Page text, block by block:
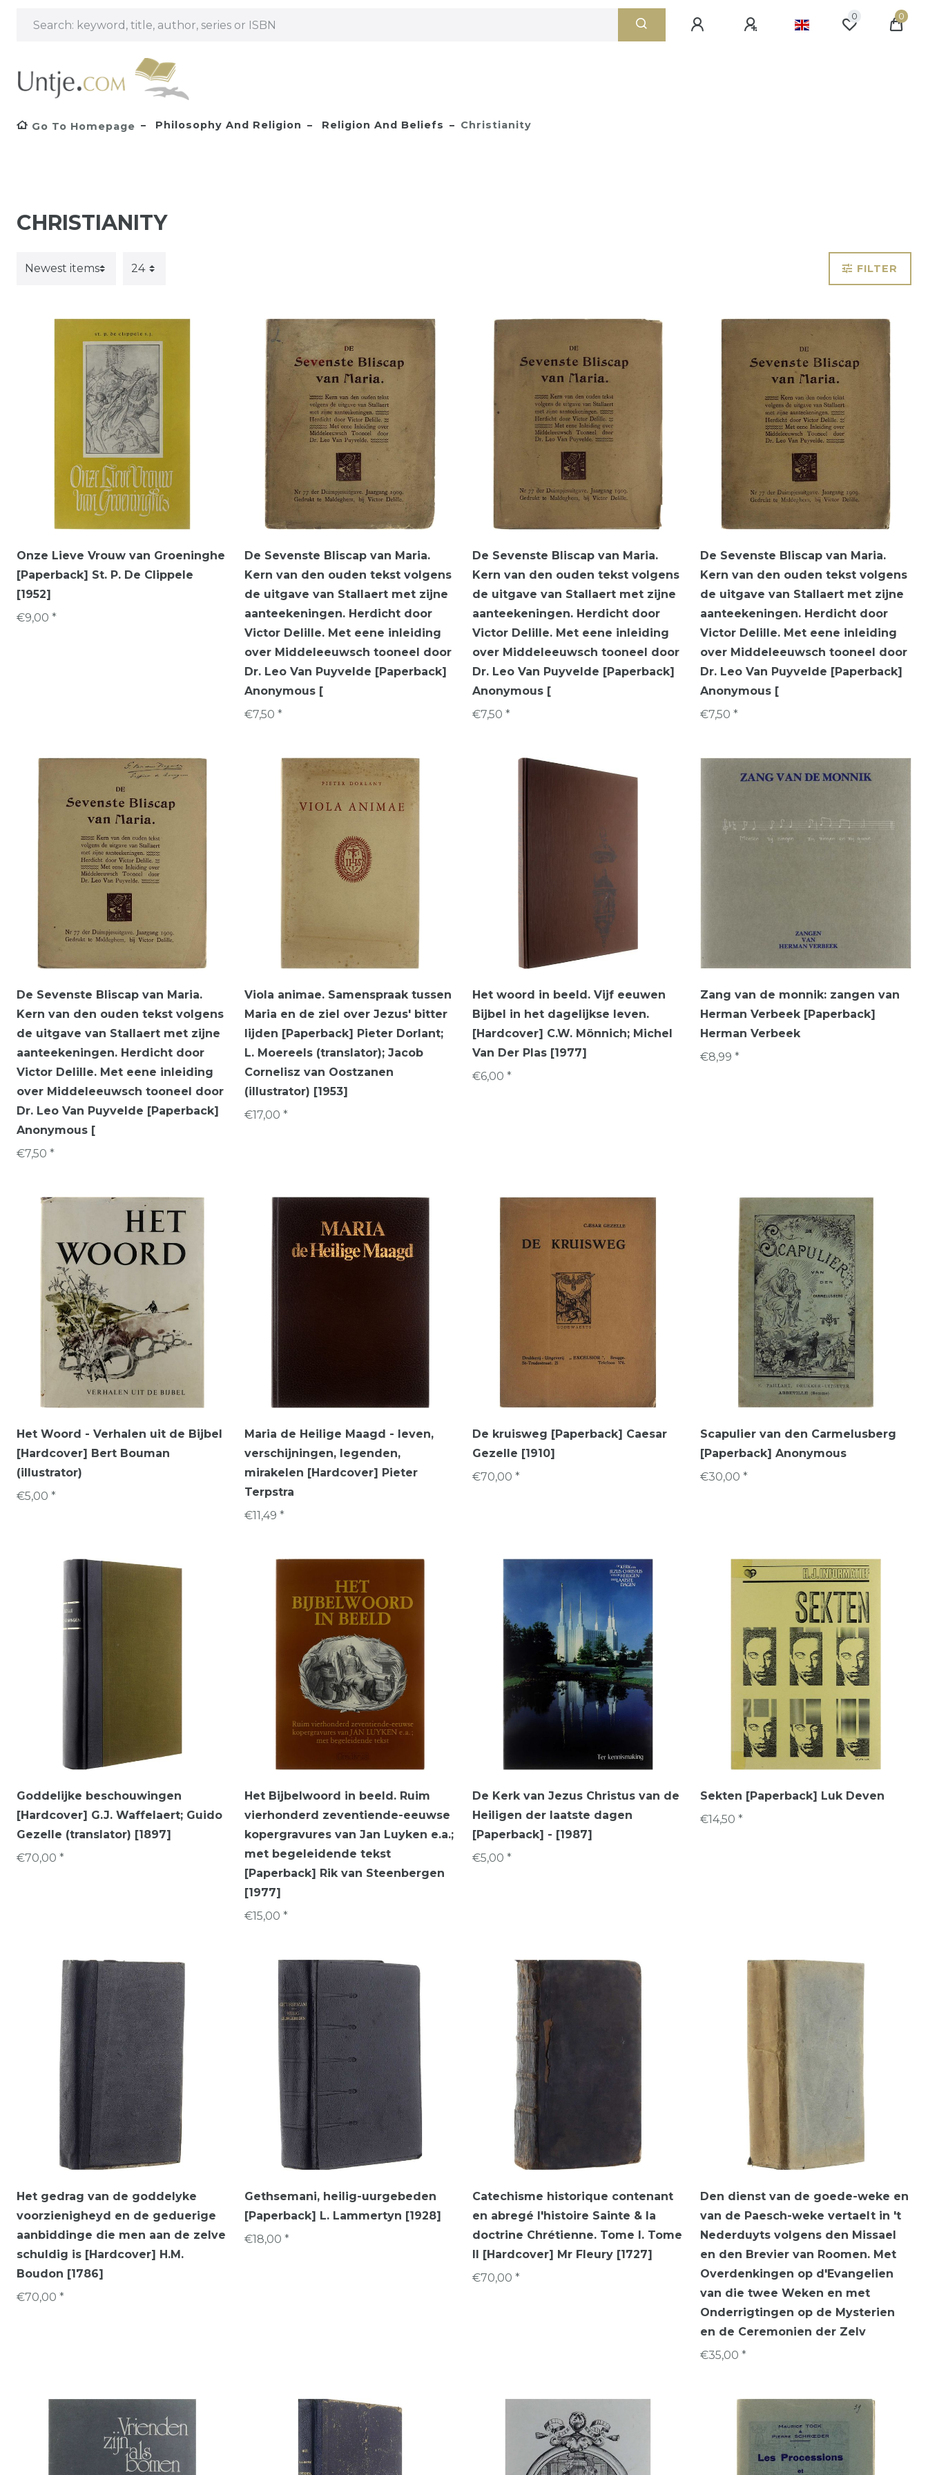
0 0
Go To Homepage Philosophy And Religion Religion And Beliefs Christianity
CHRISTIANITY
FILTER
Onze Lieve Vrouw van Groeninghe
[Paperback] St. P. De Clippele
[1952]
€9,00 *
De Sevenste Bliscap van Maria.
Kern van den ouden tekst volgens
de uitgave van Stallaert met zijne
aanteekeningen. Herdicht door
Victor Delille. Met eene inleiding
over Middeleeuwsch tooneel door
Dr. Leo Van Puyvelde [Paperback]
Anonymous [
€7,50 *
De Sevenste Bliscap van Maria.
Kern van den ouden tekst volgens
de uitgave van Stallaert met zijne
aanteekeningen. Herdicht door
Victor Delille. Met eene inleiding
over Middeleeuwsch tooneel door
Dr. Leo Van Puyvelde [Paperback]
Anonymous [
€7,50 *
De Sevenste Bliscap van Maria.
Kern van den ouden tekst volgens
de uitgave van Stallaert met zijne
aanteekeningen. Herdicht door
Victor Delille. Met eene inleiding
over Middeleeuwsch tooneel door
Dr. Leo Van Puyvelde [Paperback]
Anonymous [
€7,50 *
De Sevenste Bliscap van Maria.
Kern van den ouden tekst volgens
de uitgave van Stallaert met zijne
aanteekeningen. Herdicht door
Victor Delille. Met eene inleiding
over Middeleeuwsch tooneel door
Dr. Leo Van Puyvelde [Paperback]
Anonymous [
€7,50 *
Viola animae. Samenspraak tussen
Maria en de ziel over Jezus' bitter
lijden [Paperback] Pieter Dorlant;
L. Moereels (translator); Jacob
Cornelisz van Oostzanen
(illustrator) [1953]
€17,00 *
Het woord in beeld. Vijf eeuwen
Bijbel in het dagelijkse leven.
[Hardcover] C.W. Mönnich; Michel
Van Der Plas [1977]
€6,00 *
Zang van de monnik: zangen van
Herman Verbeek [Paperback]
Herman Verbeek
€8,99 *
Het Woord - Verhalen uit de Bijbel
[Hardcover] Bert Bouman
(illustrator)
€5,00 *
Maria de Heilige Maagd - leven,
verschijningen, legenden,
mirakelen [Hardcover] Pieter
Terpstra
€11,49 *
De kruisweg [Paperback] Caesar
Gezelle [1910]
€70,00 *
Scapulier van den Carmelusberg
[Paperback] Anonymous
€30,00 *
Goddelijke beschouwingen
[Hardcover] G.J. Waffelaert; Guido
Gezelle (translator) [1897]
€70,00 *
Het Bijbelwoord in beeld. Ruim
vierhonderd zeventiende-eeuwse
kopergravures van Jan Luyken e.a.;
met begeleidende tekst
[Paperback] Rik van Steenbergen
[1977]
€15,00 *
De Kerk van Jezus Christus van de
Heiligen der laatste dagen
[Paperback] - [1987]
€5,00 *
Sekten [Paperback] Luk Deven
€14,50 *
Het gedrag van de goddelyke
voorzienigheyd en de geduerige
aanbiddinge die men aan de zelve
schuldig is [Hardcover] H.M.
Boudon [1786]
€70,00 *
Gethsemani, heilig-uurgebeden
[Paperback] L. Lammertyn [1928]
€18,00 *
Catechisme historique contenant
en abregé l'histoire Sainte & la
doctrine Chrétienne. Tome I. Tome
II [Hardcover] Mr Fleury [1727]
€70,00 *
Den dienst van de goede-weke en
van de Paesch-weke vertaelt in 't
Nederduyts volgens den Missael
en den Brevier van Roomen. Met
Overdenkingen op d'Evangelien
van die twee Weken en met
Onderrigtingen op de Mysterien
en de Ceremonien der Zelv
€35,00 *